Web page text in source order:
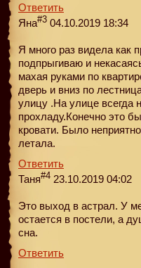
Ответить
Яна#3 04.10.2019 18:34
Я много раз видела как
подпрыгиваю и
махая руками по
дверь и вниз по
улицу .На улице
прохладу.Конечно это
кровати. Было
летала.
Ответить
Таня#4 23.10.2019 04:02
Это выход в астрал. У
остается в постели, а
сна.
Ответить